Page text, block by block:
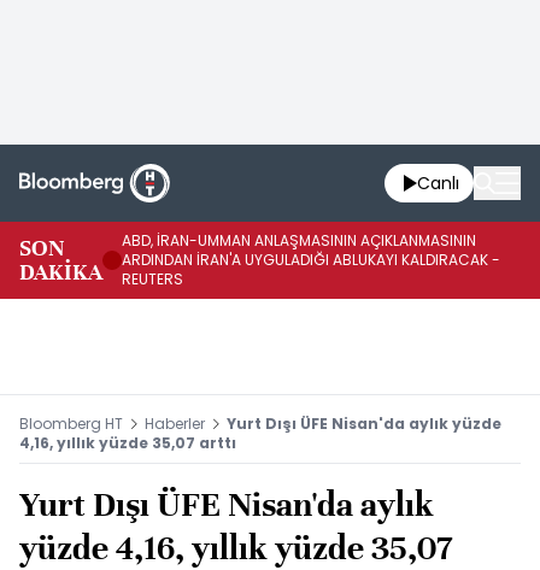
Canlı
SON
DAKİKA
ABD, İRAN-UMMAN ANLAŞMASININ AÇIKLANMASININ
ARDINDAN İRAN'A UYGULADIĞI ABLUKAYI KALDIRACAK -
REUTERS
Bloomberg HT Haberler
Yurt Dışı ÜFE Nisan'da aylık yüzde
4,16, yıllık yüzde 35,07 arttı
Yurt Dışı ÜFE Nisan'da aylık
yüzde 4,16, yıllık yüzde 35,07